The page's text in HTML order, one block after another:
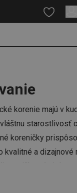
Dochucovanie
Prejsť na hlavný obsah
Prejsť na
Prejsť na navigáciu
korenie majú v
starostlivosť
koreničky
kvalitné a dizajnové
papričky sú nielen
vašej